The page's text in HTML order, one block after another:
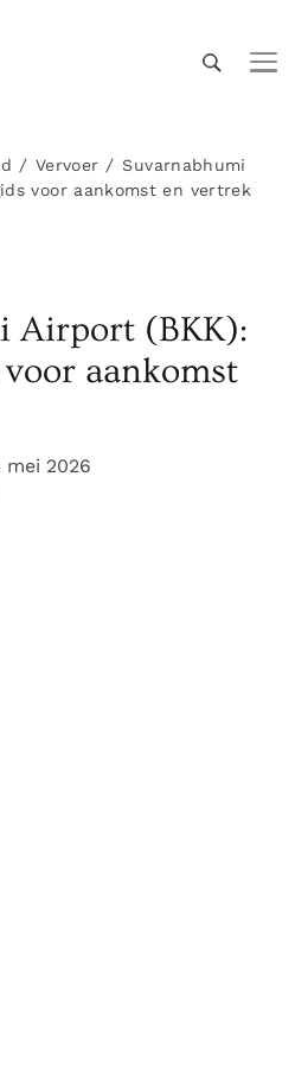
gidsen en insiderkennis
Vervoer
Suvarnabhumi
voor aankomst en vertrek
Airport (BKK):
aankomst
mei 2026